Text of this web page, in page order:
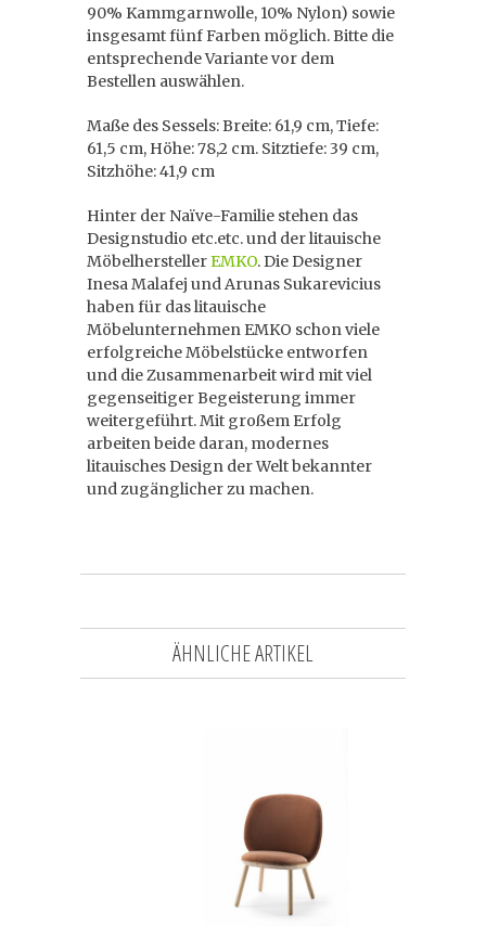
90% Kammgarnwolle, 10% Nylon) sowie
insgesamt fünf Farben möglich. Bitte die
entsprechende Variante vor dem
Bestellen auswählen.
Maße des Sessels: Breite: 61,9 cm, Tiefe:
61,5 cm, Höhe: 78,2 cm. Sitztiefe: 39 cm,
Sitzhöhe: 41,9 cm
Hinter der Naïve-Familie stehen das
Designstudio etc.etc. und der litauische
MöbelherstellerEMKO. Die Designer
Inesa Malafej und Arunas Sukarevicius
haben für das litauische
Möbelunternehmen EMKO schon viele
erfolgreiche Möbelstücke entworfen
und die Zusammenarbeit wird mit viel
gegenseitiger Begeisterung immer
weitergeführt. Mit großem Erfolg
arbeiten beide daran, modernes
litauisches Design der Welt bekannter
und zugänglicher zu machen.
ÄHNLICHE ARTIKEL